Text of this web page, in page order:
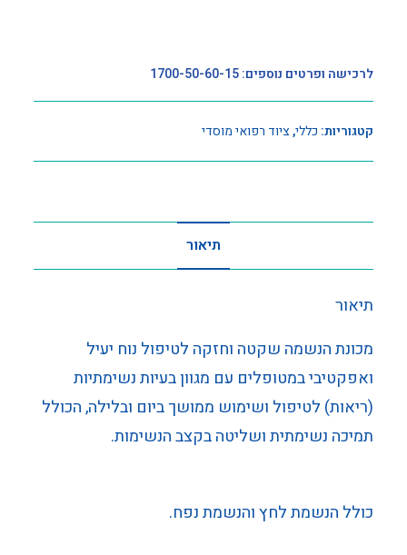
לרכישה ופרטים נוספים: 1700-50-60-15
קטגוריות: כללי,ציוד רפואי מוסדי
תיאור
תיאור
מכונת הנשמה שקטה וחזקה לטיפול נוח יעיל
ואפקטיבי במטופלים עם מגוון בעיות נשימתיות
(ריאות) לטיפול ושימוש ממושך ביום ובלילה, הכולל
תמיכה נשימתית ושליטה בקצב הנשימות.
כולל הנשמת לחץ והנשמת נפח.